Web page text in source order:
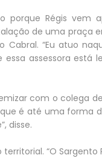
Régis vem
de uma praça
Cabral. “Eu atuo
assessora está
com o colega
é até uma forma
disse.
“O